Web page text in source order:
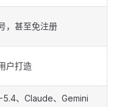
，甚至免注册
户打造
、Claude、Gemini